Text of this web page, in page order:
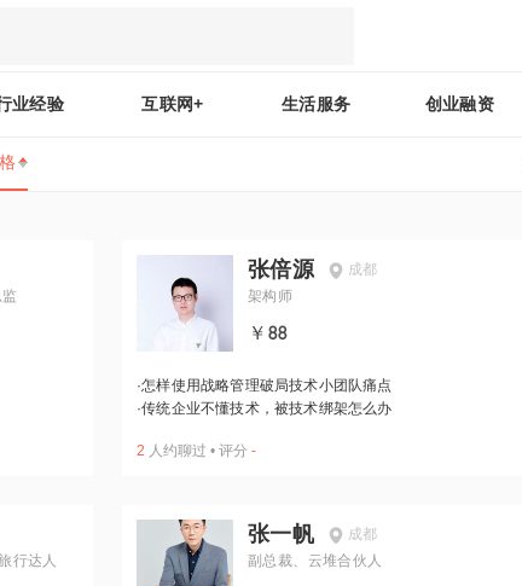
业经验 互联网+ 生活服务 创业融资
张倍源
成都
架构师
￥88
·怎样使用战略管理破局技术小团队痛点
·传统企业不懂技术，被技术绑架怎么办
2 人约聊过 • 评分 -
行达人
张一帆
成都
副总裁、云堆合伙人